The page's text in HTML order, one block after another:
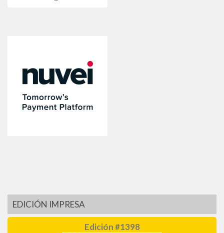
EDICIÓN IMPRESA
Edición #1398